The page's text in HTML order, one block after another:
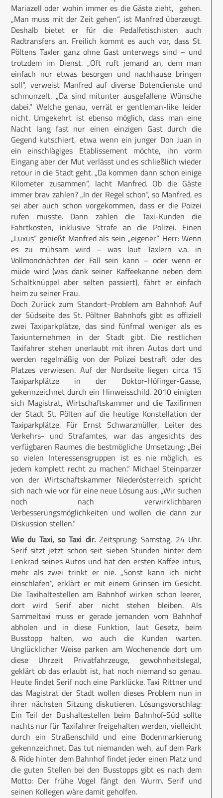
Mariazell oder wohin immer es die Gäste zieht, gehen.
„Man muss mit der Zeit gehen“, ist Manfred überzeugt.
Deshalb bietet er für die Pedalfetischisten auch
Radtransfers an. Freilich kommt es auch vor, dass St.
Pöltens Taxler ganz ohne Gast unterwegs sind – und
trotzdem im Dienst. „Oft ruft jemand an, dem man
einfach nur etwas besorgen und nachhause bringen
soll“, verweist Manfred auf diverse Botendienste und
schmunzelt. „Da sind mitunter ausgefallene Wünsche
dabei.“ Welche genau, verrät er gentleman-like leider
nicht. Umgekehrt ist ebenso möglich, dass man eine
Nacht lang fast nur einen einzigen Gast durch die
Gegend kutschiert, etwa wenn ein junger Don Juan in
ein einschlägiges Etablissement möchte, ihn vorm
Eingang aber der Mut verlässt und es schließlich wieder
retour in die Stadt geht. „Da kommen dann schon einige
Kilometer zusammen“, lacht Manfred. Ob die Gäste
immer brav zahlen? „In der Regel schon“, so Manfred, es
sei aber auch schon vorgekommen, dass er die Poizei
rufen musste. Dann zahlen die Taxi-Kunden die
Fahrtkosten, inklusive Strafe an die Polizei. Einen
„Luxus“ genießt Manfred als sein „eigener“ Herr: Wenn
es zu mühsam wird – was laut Taxlern v.a. in
Vollmondnächten der Fall sein kann – oder wenn er
müde wird (was dank seiner Kaffeekanne neben dem
Schaltknüppel aber selten passiert), fährt er einfach
heim zu seiner Frau.
Doch Zurück zum Standort-Problem am Bahnhof: Auf
der Südseite des St. Pöltner Bahnhofs gibt es offiziell
zwei Taxiparkplätze, das sind fünfmal weniger als es
Taxiunternehmen in der Stadt gibt. Die restlichen
Taxifahrer stehen unerlaubt mit ihren Autos dort und
werden regelmäßig von der Polizei bestraft oder des
Platzes verwiesen. Auf der Nordseite liegen circa 15
Taxiparkplätze in der Doktor-Höfinger-Gasse,
gekennzeichnet durch ein Hinweisschild. 2010 einigten
sich Magistrat, Wirtschaftskammer und die Taxifirmen
der Stadt St. Pölten auf die heutige Konstellation der
Taxiparkplätze. Für Ernst Schwarzmüller, Leiter des
Verkehrs- und Strafamtes, war das angesichts des
verfügbaren Raumes die bestmögliche Umsetzung: „Bei
so vielen Interessensgruppen ist es nie möglich, es
jedem komplett recht zu machen.“ Michael Steinparzer
von der Wirtschaftskammer Niederösterreich spricht
sich nach wie vor für eine neue Lösung aus: „Wir suchen
noch nach verwirklichbaren
Verbesserungsmöglichkeiten und wollen die dann zur
Diskussion stellen.“
Wie du Taxi, so Taxi dir.Zeitsprung: Samstag, 24 Uhr.
Serif sitzt jetzt schon seit sieben Stunden hinter dem
Lenkrad seines Autos und hat den ersten Kaffee intus,
mehr als zwei trinkt er nie. „Sonst kann ich nicht
einschlafen“, erklärt er mit einem Grinsen im Gesicht.
Die Taxihaltestellen am Bahnhof wirken schon leerer,
dort wird Serif aber nicht stehen bleiben. Als
Sammeltaxi muss er gerade jemanden vom Bahnhof
abholen und in diese Funktion, laut Gesetz, beim
Busstopp halten, wo auch die Kunden warten.
Unglücklicher Weise parken am Wochenende dort um
diese Uhrzeit Privatfahrzeuge, gewohnheitslegal,
geklärt ob das erlaubt ist, hat noch niemand so genau.
Heute findet Serif noch eine Parklücke. Taxi Rittner und
das Magistrat der Stadt wollen dieses Problem nun in
ihrer nächsten Sitzung diskutieren. Lösungsvorschlag:
Ein Teil der Bushaltestellen beim Bahnhof-Süd sollte
nachts nur für Taxifahrer freigehalten werden, vielleicht
durch ein Straßenschild und eine Bodenmarkierung
gekennzeichnet. Das tut niemanden weh, auf dem Park
& Ride hinter dem Bahnhof findet jeder einen Platz und
die guten Stellen bei den Busstopps gibt es nach dem
Motto: Der frühe Vogel fängt den Wurm. Serif und
seinen Kollegen wäre damit geholfen.